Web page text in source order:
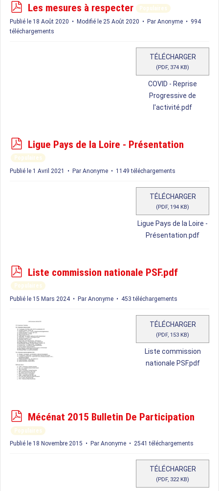
p
d
f
Les mesures à respecter
Populaires
Publié le 18 Août 2020
Modifié le 25 Août 2020 Par Anonyme
994
téléchargements
TÉLÉCHARGER
(PDF, 374 KB)
COVID - Reprise
Progressive de
l'activité.pdf
p
d
f
Ligue Pays de la Loire - Présentation
Populaires
Publié le 1 Avril 2021
Par Anonyme 1149 téléchargements
TÉLÉCHARGER
(PDF, 194 KB)
Ligue Pays de la Loire -
Présentation.pdf
p
d
f
Liste commission nationale PSF.pdf
Populaires
Publié le 15 Mars 2024
Par Anonyme 453 téléchargements
TÉLÉCHARGER
(PDF, 153 KB)
Liste commission
nationale PSF.pdf
p
d
f
Mécénat 2015 Bulletin De Participation
Populaires
Publié le 18 Novembre 2015
Par Anonyme 2541 téléchargements
TÉLÉCHARGER
(PDF, 322 KB)